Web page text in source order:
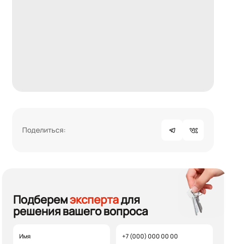
Поделиться:
Подберемэкспертадля
решения вашего вопроса